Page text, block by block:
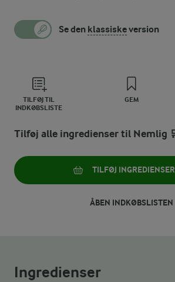
Se den klassiskeversion
TILFØJ TIL
INDKØBSLISTE
GEM
Tilføj alle ingredienser til Nemlig
TILFØJ
ÅBEN INDKØBSLISTEN
Ingredienser